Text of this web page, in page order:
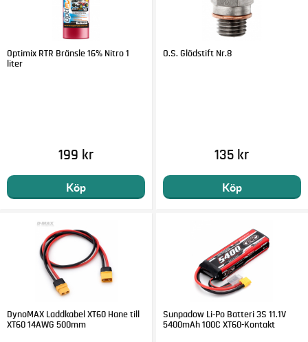
Optimix RTR Bränsle 16% Nitro 1
liter
199 kr
Köp
O.S. Glödstift Nr.8
135 kr
Köp
DynoMAX Laddkabel XT60 Hane till
XT60 14AWG 500mm
Sunpadow Li-Po Batteri 3S 11.1V
5400mAh 100C XT60-Kontakt